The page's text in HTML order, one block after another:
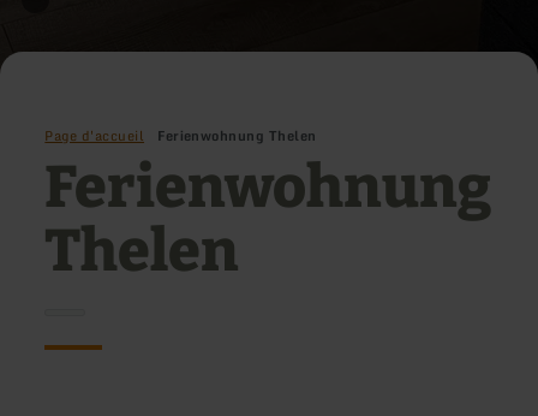
Page d'accueil Ferienwohnung Thelen
Ferienwohnung
Thelen